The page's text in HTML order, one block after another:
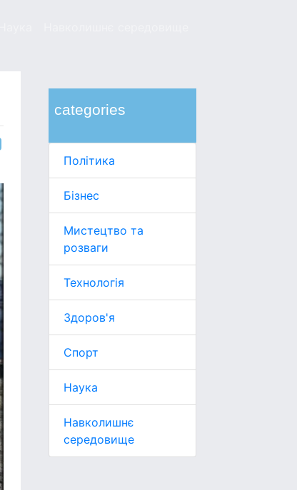
categories
Політика
Бізнес
Мистецтво та
розваги
Технологія
Здоров'я
Спорт
Наука
Навколишнє
середовище